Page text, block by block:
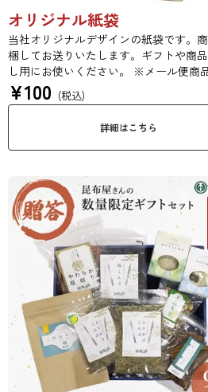
オリジナル紙袋
当社オリジナルデザインの紙袋です。
梱してお送りいたします。ギフトや商
し用にお使いください。 ※メール便商
同梱は致しかねます。ご了承ください。
¥100 (税込)
詳細はこちら